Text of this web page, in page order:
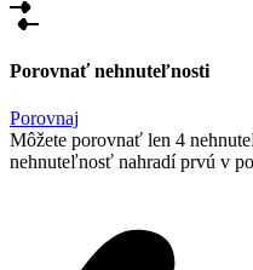
Porovnať nehnuteľnosti
Porovnaj
Môžete porovnať len 4
nehnuteľnosť nahradí prvú v